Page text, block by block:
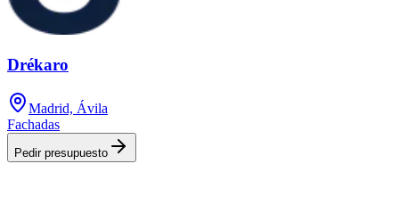
Drékaro
Madrid, Ávila
Fachadas
Pedir presupuesto